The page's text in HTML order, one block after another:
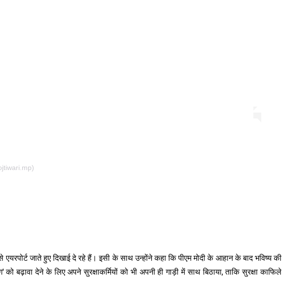
जाते हुए दिखाई दे रहे हैं। इसी के साथ उन्होंने कहा कि पीएम मोदी के आहान के बाद भविष्य की
देने के लिए अपने सुरक्षाकर्मियों को भी अपनी ही गाड़ी में साथ बिठाया, ताकि सुरक्षा काफिले